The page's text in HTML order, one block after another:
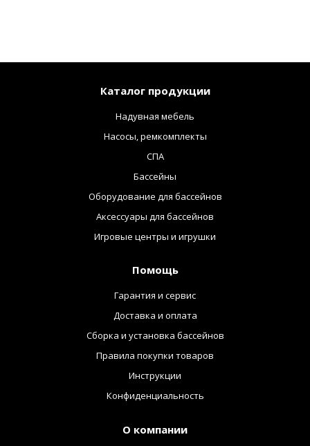
Каталог продукции
Надувная мебель
Насосы, ремкомплекты
СПА
Бассейны
Оборудование для бассейнов
Аксессуары для бассейнов
Игровые центры и игрушки
Помощь
Гарантия и сервис
Доставка и оплата
Сборка и установка бассейнов
Правила покупки товаров
Инструкции
Конфиденциальность
О компании